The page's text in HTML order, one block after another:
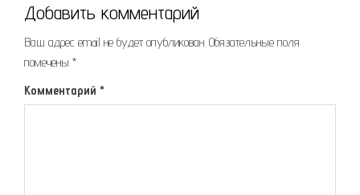
Добавить комментарий
Ваш адрес email не будет опубликован. Обязательные поля
помечены *
Комментарий *